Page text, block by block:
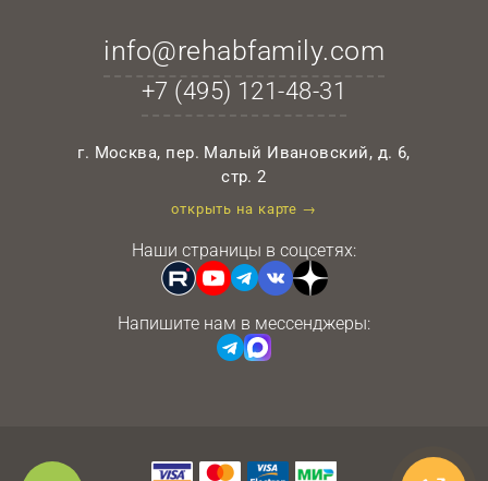
info@rehabfamily.com
+7 (495) 121-48-31
г. Москва, пер. Малый Ивановский, д. 6,
стр. 2
открыть на карте →
Наши страницы в соцсетях:
Напишите нам в мессенджеры: